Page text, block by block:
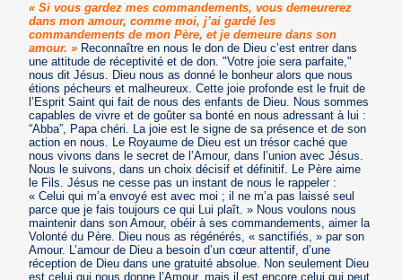
« Si vous gardez mes commandements, vous demeurerez
dans mon amour, comme moi, j’ai gardé les
commandements de mon Père, et je demeure dans son
amour. » Reconnaître en nous le don de Dieu c’est entrer dans
une attitude de réceptivité et de don. "Votre joie sera parfaite,"
nous dit Jésus. Dieu nous as donné le bonheur alors que nous
étions pécheurs et malheureux. Cette joie profonde est le fruit de
l’Esprit Saint qui fait de nous des enfants de Dieu. Nous sommes
capables de vivre et de goûter sa bonté en nous adressant à lui :
“Abba”, Papa chéri. La joie est le signe de sa présence et de son
action en nous. Le Royaume de Dieu est un trésor caché que
nous vivons dans le secret de l’Amour, dans l’union avec Jésus.
Nous le suivons, dans un choix décisif et définitif. Le Père aime
le Fils. Jésus ne cesse pas un instant de nous le rappeler :
« Celui qui m’a envoyé est avec moi ; il ne m’a pas laissé seul
parce que je fais toujours ce qui Lui plaît. » Nous voulons nous
maintenir dans son Amour, obéir à ses commandements, aimer la
Volonté du Père. Dieu nous as régénérés, « sanctifiés, » par son
Amour. L’amour de Dieu a besoin d’un cœur attentif, d’une
réception de Dieu dans une gratuité absolue. Non seulement Dieu
est celui qui nous donne l’Amour, mais il est encore celui qui peut